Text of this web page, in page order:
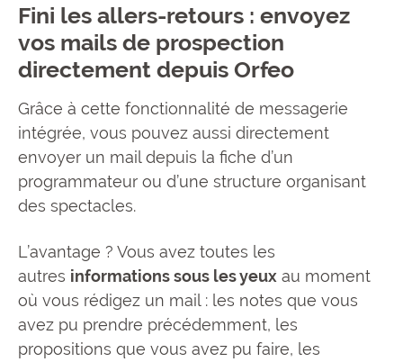
Fini les allers-retours : envoyez
vos mails de prospection
directement depuis Orfeo
Grâce à cette fonctionnalité de messagerie
intégrée, vous pouvez aussi directement
envoyer un mail depuis la fiche d’un
programmateur ou d’une structure organisant
des spectacles.
L’avantage ? Vous avez toutes les
autres informations sous les yeux au moment
où vous rédigez un mail : les notes que vous
avez pu prendre précédemment, les
propositions que vous avez pu faire, les